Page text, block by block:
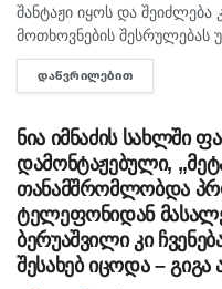
შანტაჟი იყოს და
მოთხოვნების შესრულებას
ხელისუფლებისთვის
ვფიქრობ, ეს მოთხოვნები
ᲓᲐᲬᲕᲠᲘᲚᲔᲑᲘᲗ
ნია იმნაძის სახლში
დამონტაჟებული,
თანამშრომლობდა
ტელეფონიდან
ბერუაშვილი კი
შესახებ იცოდა –